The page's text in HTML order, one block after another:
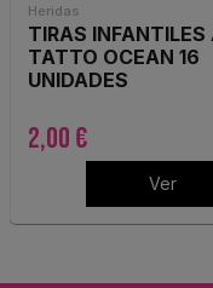
Heridas
TIRAS INFANTILES
TATTO OCEAN 16
UNIDADES
2,00 €
Ver